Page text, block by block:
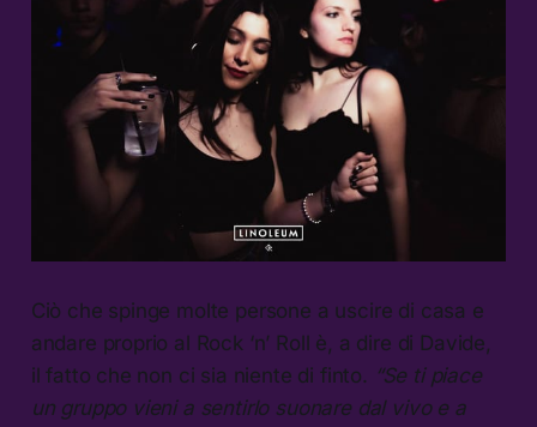
Ciò che spinge molte persone a uscire di casa e
andare proprio al Rock ‘n’ Roll è, a dire di Davide,
il fatto che non ci sia niente di finto. “Se ti piace
un gruppo vieni a sentirlo suonare dal vivo e a